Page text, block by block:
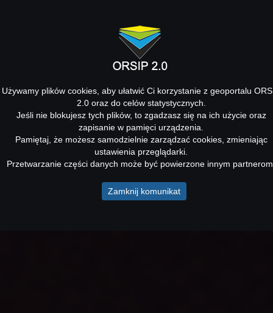
Używamy plików cookies, aby ułatwić Ci korzystanie z geoportalu
2.0 oraz do celów statystycznych.
Jeśli nie blokujesz tych plików, to zgadzasz się na ich użycie oraz
zapisanie w pamięci urządzenia.
Pamiętaj, że możesz samodzielnie zarządzać cookies, zmieniając
ustawienia przeglądarki.
Przetwarzanie części danych może być powierzone innym
Zamknij komunikat